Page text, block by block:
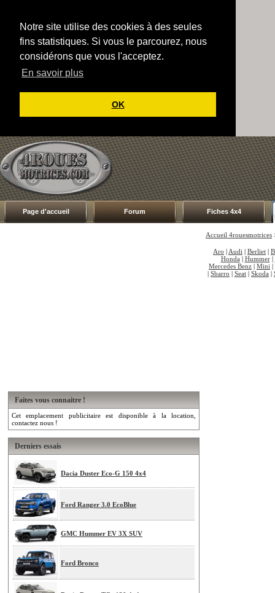
Notre site utilise des cookies à des seules
fins statistiques. Si vous le parcourez, nous
considérons que vous l'acceptez.
En savoir plus
OK
Page d'accueil Forum Fiches 4x4
Faites vous connaitre !
Cet emplacement publicitaire est disponible à la location,
contactez nous !
Derniers essais
Dacia Duster Eco-G 150 4x4
Ford Ranger 3.0 EcoBlue
GMC Hummer EV 3X SUV
Ford Bronco
Accueil 4rouesmotrices
Aro | Audi | Berliet |
Honda | Hummer|
Mercedes Benz | Mini |
| Sbarro | Seat | Skoda |